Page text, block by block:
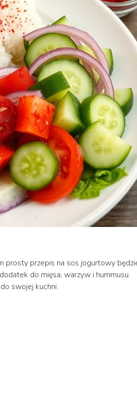
prosty przepis na sos jogurtowy
do mięsa, warzyw i hummusu.
swojej kuchni.